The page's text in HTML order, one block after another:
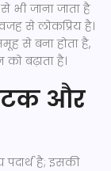
भी जाना जाता है
से लोकप्रिय है।
से बना होता है,
बढ़ाता है।
और
है; इसकी